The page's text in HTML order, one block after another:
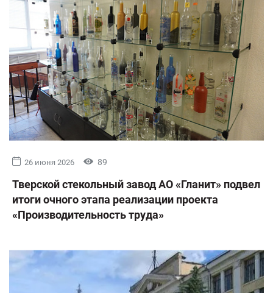
26 июня 2026 89
Тверской стекольный завод АО «Гланит» подвел
итоги очного этапа реализации проекта
«Производительность труда»